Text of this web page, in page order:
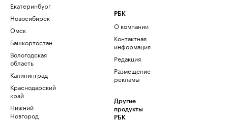
Екатеринбург
Новосибирск
Омск
Башкортостан
Вологодская
область
Калининград
Краснодарский
край
Нижний
Новгород
РБК
О компании
Контактная
информация
Редакция
Размещение
рекламы
Другие
продукты
РБК